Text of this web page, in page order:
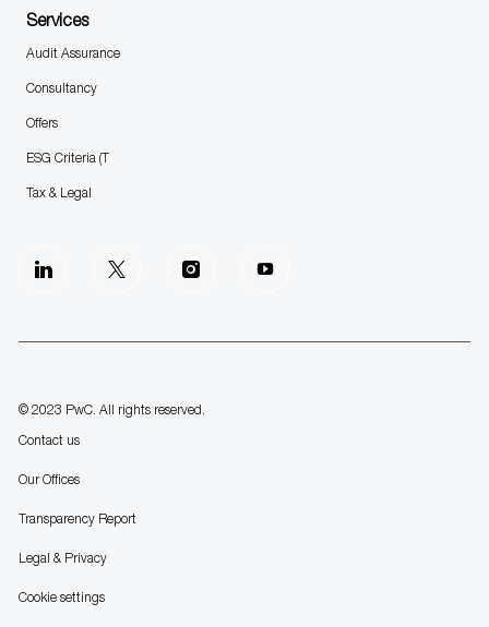
Services
Audit Assurance
Consultancy
Offers
ESG Criteria (T
Tax & Legal
follow
© 2023 PwC. All rights reserved.
Contact us
Our Offices
Transparency Report
Legal & Privacy
Cookie settings